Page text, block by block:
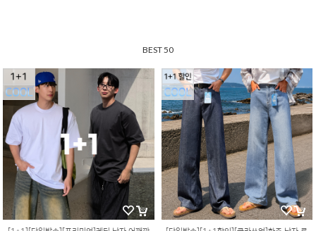
BEST 50